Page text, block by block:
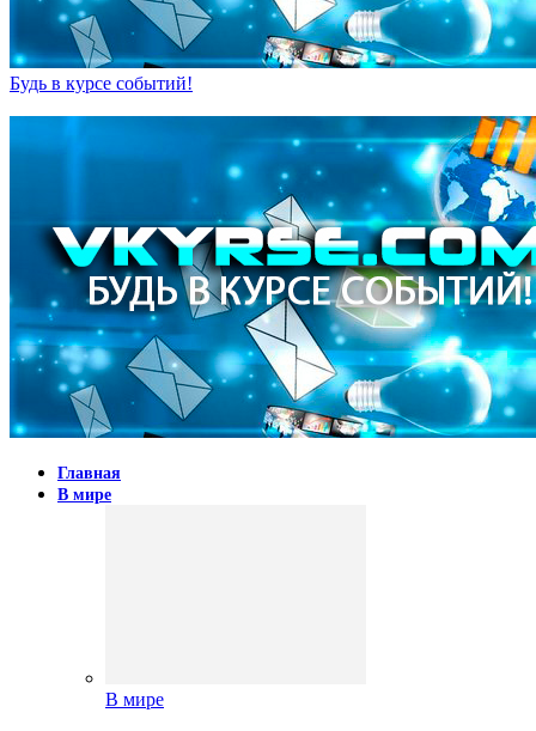
Будь в курсе событий!
Главная
В мире
В мире